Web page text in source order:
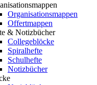
Organisationsmappen
Offertmappen
& Notizbücher
Collegeblöcke
Spiralhefte
Schulhefte
Notizbücher